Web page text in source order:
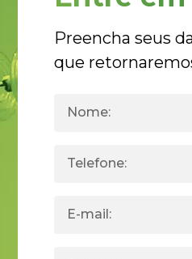
Preencha seus
que